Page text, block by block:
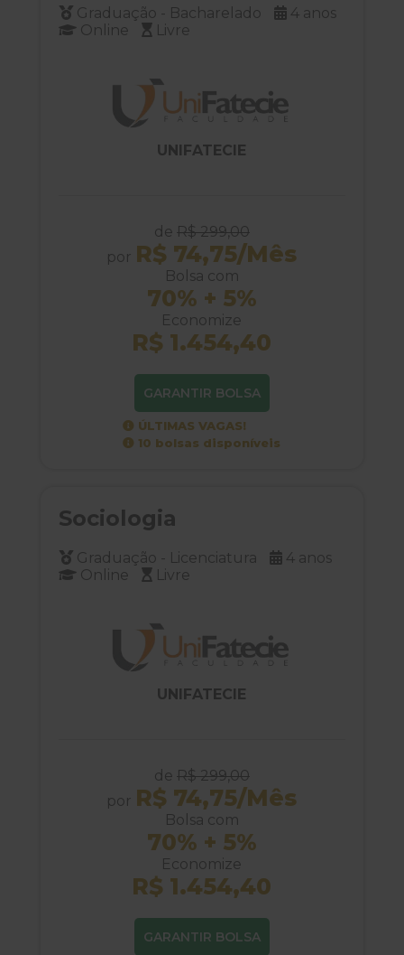
Graduação - Bacharelado
4 anos
Online
Livre
UNIFATECIE
de R$ 299,00
por R$ 74,75/Mês
Bolsa com
70% + 5%
Economize
R$ 1.454,40
GARANTIR BOLSA
ÚLTIMAS VAGAS!
10 bolsas disponíveis
Sociologia
Graduação - Licenciatura
4 anos
Online
Livre
UNIFATECIE
de R$ 299,00
por R$ 74,75/Mês
Bolsa com
70% + 5%
Economize
R$ 1.454,40
GARANTIR BOLSA